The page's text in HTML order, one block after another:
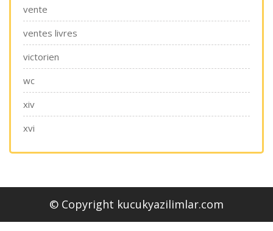
vente
ventes livres
victorien
wc
xiv
xvi
© Copyright kucukyazilimlar.com